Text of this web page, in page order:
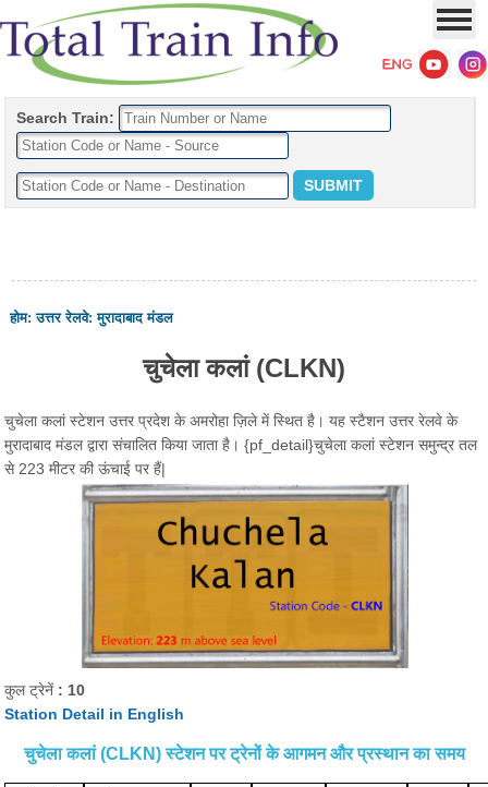
Search Train:
होम:उत्तर रेलवे:मुरादाबाद मंडल
चुचेला कलां (CLKN)
चुचेला कलां स्टेशन उत्तर प्रदेश के अमरोहा ज़िले में स्थित है। यह स्टैशन उत्तर रेलवे के
मुरादाबाद मंडल द्वारा संचालित किया जाता है। {pf_detail}चुचेला कलां स्टेशन समुन्द्र तल
से 223 मीटर की ऊंचाई पर हैं|
कुल ट्रेनें : 10
Station Detail in English
चुचेला कलां (CLKN) स्टेशन पर ट्रेनों के आगमन और प्रस्थान का समय